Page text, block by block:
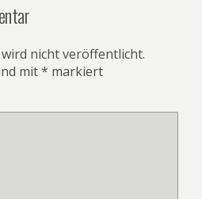
nicht veröffentlicht.
mit* markiert